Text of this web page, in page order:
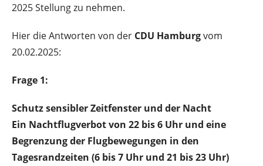
2025 Stellung zu nehmen.
Hier die Antworten von der CDU Hamburgvom
20.02.2025:
Frage 1:
Schutz sensibler Zeitfenster und der Nacht
Ein Nachtflugverbot von 22 bis 6 Uhr und eine
Begrenzung der Flugbewegungen in den
Tagesrandzeiten (6 bis 7 Uhr und 21 bis 23 Uhr)